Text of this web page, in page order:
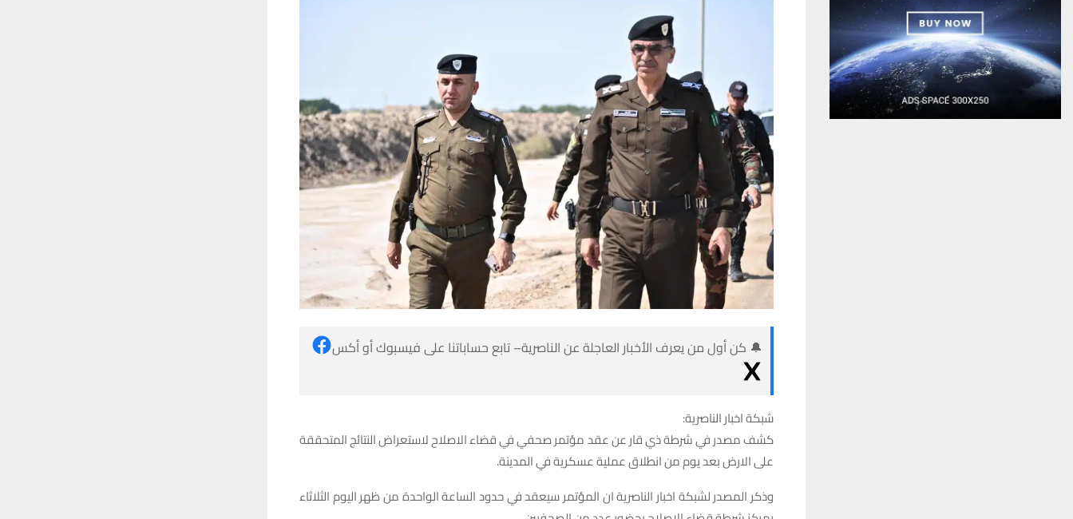
🔔 كن أول من يعرف الأخبار العاجلة عن الناصرية– تابع حساباتنا على فيسبوك أو أكس
شبكة اخبار الناصرية:
كشف مصدر في شرطة ذي قار عن عقد مؤتمر صحفي في قضاء الاصلاح لاستعراض النتائج المتحققة
على الارض بعد يوم من انطلاق عملية عسكرية في المدينة.
وذكر المصدر لشبكة اخبار الناصرية ان المؤتمر سيعقد في حدود الساعة الواحدة من ظهر اليوم الثلاثاء